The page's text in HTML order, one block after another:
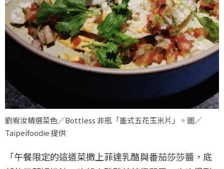
劉宥汝精選菜色／Bottless 非瓶「墨式五花玉米片」。圖／
Taipeifoodie 提供
「午餐限定的這道菜撒上菲達乳酪與番茄莎莎醬，底